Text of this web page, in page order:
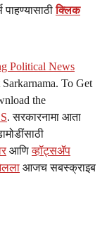
क्लिक
Political News
Sarkarnama. To Get
the
. सरकारनामा आता
आणिव्हॉट्सॲप
आजच सबस्क्राइब